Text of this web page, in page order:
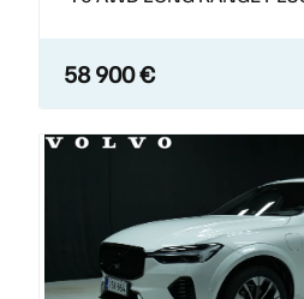
58 900 €